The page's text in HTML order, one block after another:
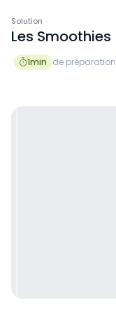
Solution
Les Smoothies
1min de préparation